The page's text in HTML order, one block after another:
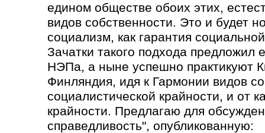
едином обществе обоих этих,
видов собственности. Это и будет
социализм, как гарантия
Зачатки такого подхода
НЭПа, а ныне успешно практикуют
Финляндия, идя к Гармонии видов
социалистической крайности, и от
крайности. Предлагаю для
справедливость", опубликованную: